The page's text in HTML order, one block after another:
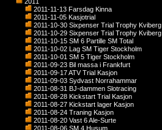
2011-11-13 Farsdag Kinna
2011-11-05 Kasjotrial
2011-10-30 Sixpenser Trial Trophy Kviberg
2011-10-29 Sixpenser Trial Trophy Kviberg
2011-10-15 SM 6 Partille SM Total
2011-10-02 Lag SM Tiger Stockholm
2011-10-01 SM 5 Tiger Stockholm
2011-09-23 Bil massa i Frankfurt
2011-09-17 ATV Trial Kasjon
2011-09-03 Sydvast Norrahammar
2011-08-31 BJ-dammen Slotracing
2011-08-28 Kickstart Trial Kasjon
2011-08-27 Kickstart lager Kasjon
2011-08-24 Traning Kasjon
2011-08-20 Vast 6 Ale-Surte
2011-08-06 SM 4 Husum